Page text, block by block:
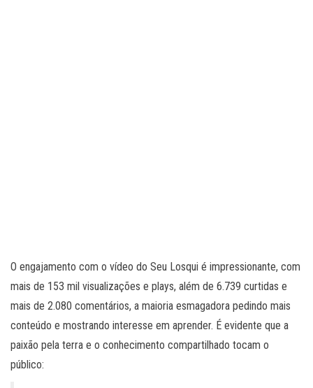
O engajamento com o vídeo do Seu Losqui é impressionante, com
mais de 153 mil visualizações e plays, além de 6.739 curtidas e
mais de 2.080 comentários, a maioria esmagadora pedindo mais
conteúdo e mostrando interesse em aprender. É evidente que a
paixão pela terra e o conhecimento compartilhado tocam o
público: